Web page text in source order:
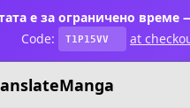
е за ограничено време
Code:
T1P15VV at